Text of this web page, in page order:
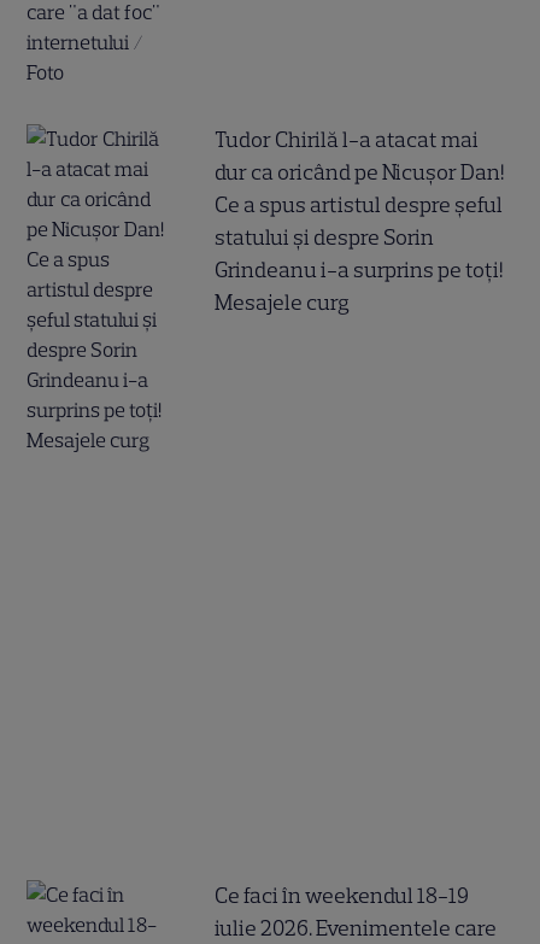
Tudor Chirilă l-a atacat mai
dur ca oricând pe Nicușor Dan!
Ce a spus artistul despre șeful
statului și despre Sorin
Grindeanu i-a surprins pe toți!
Mesajele curg
Ce faci în weekendul 18-19
iulie 2026. Evenimentele care